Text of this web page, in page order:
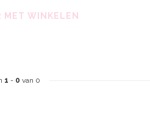
MET WINKELEN
1 - 0 van 0